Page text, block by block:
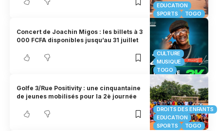
EDUCATION
SPORTS
TOGO
CULTURE
MUSIQUE
TOGO
Concert de Joachin Migos : les billets à 3
000 FCFA disponibles jusqu’au 31 juillet
DROITS DES ENFANTS
EDUCATION
SPORTS
TOGO
Golfe 3/Rue Positivity : une cinquantaine
de jeunes mobilisés pour la 2è journée